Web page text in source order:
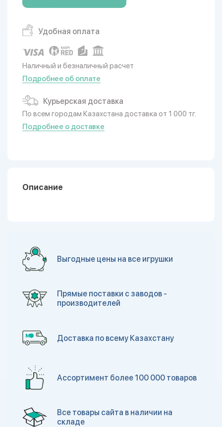
Удобная оплата
Наличный и безналичный расчет
Подробнее об оплате
Курьерская доставка
По всем городам Казахстана доставка от 1 000 тг.
Подробнее о доставке
Описание
Выгодные цены на все игрушки
Прямые поставки с заводов -
производителей
Доставка по всему Казахстану
Ассортимент более 100 000 товаров
Все товары сайта в наличии на
складе